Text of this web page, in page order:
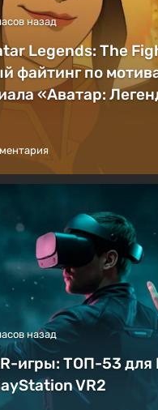
назад
Legends: The
файтинг по
«Аватар:
назад
игры: ТОП-53 для
VR2